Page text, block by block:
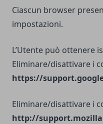
Ciascun browser
impostazioni.
L’Utente può ottenere
Eliminare/disattivare i
https://
Eliminare/disattivare i
http://